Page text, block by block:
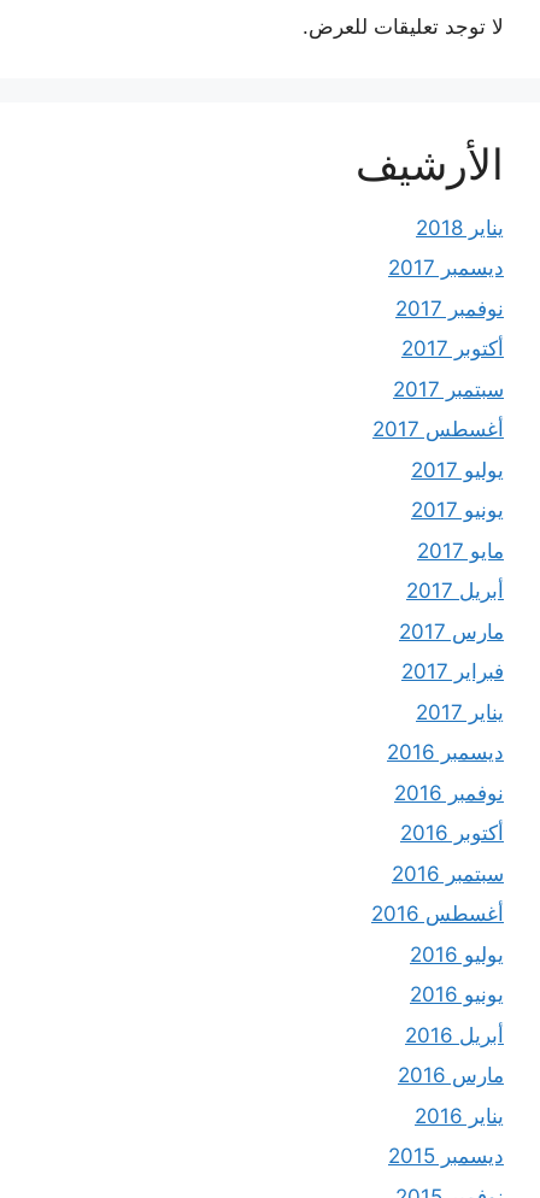
لا توجد تعليقات للعرض.
الأرشيف
يناير 2018
ديسمبر 2017
نوفمبر 2017
أكتوبر 2017
سبتمبر 2017
أغسطس 2017
يوليو 2017
يونيو 2017
مايو 2017
أبريل 2017
مارس 2017
فبراير 2017
يناير 2017
ديسمبر 2016
نوفمبر 2016
أكتوبر 2016
سبتمبر 2016
أغسطس 2016
يوليو 2016
يونيو 2016
أبريل 2016
مارس 2016
يناير 2016
ديسمبر 2015